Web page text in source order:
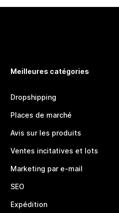
Meilleures catégories
Dropshipping
Places de marché
Avis sur les produits
Ventes incitatives et lots
Marketing par e-mail
SEO
Expédition